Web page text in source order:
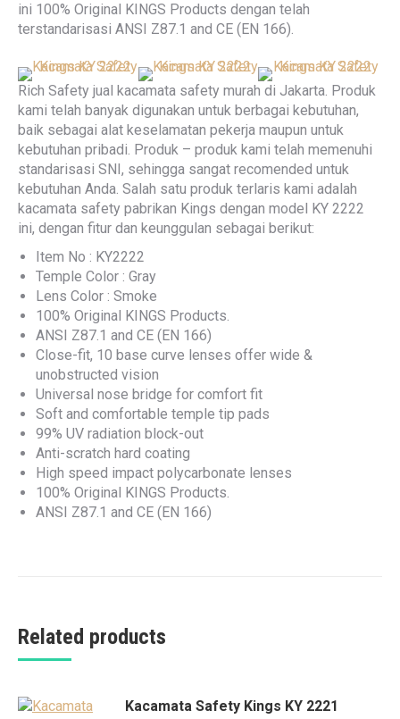
ini 100% Original KINGS Products dengan telah
terstandarisasi ANSI Z87.1 and CE (EN 166).
Rich Safety jual kacamata safety murah di Jakarta. Produk
kami telah banyak digunakan untuk berbagai kebutuhan,
baik sebagai alat keselamatan pekerja maupun untuk
kebutuhan pribadi. Produk – produk kami telah memenuhi
standarisasi SNI, sehingga sangat recomended untuk
kebutuhan Anda. Salah satu produk terlaris kami adalah
kacamata safety pabrikan Kings dengan model KY 2222
ini, dengan fitur dan keunggulan sebagai berikut:
Item No : KY2222
Temple Color : Gray
Lens Color : Smoke
100% Original KINGS Products.
ANSI Z87.1 and CE (EN 166)
Close-fit, 10 base curve lenses offer wide &
unobstructed vision
Universal nose bridge for comfort fit
Soft and comfortable temple tip pads
99% UV radiation block-out
Anti-scratch hard coating
High speed impact polycarbonate lenses
100% Original KINGS Products.
ANSI Z87.1 and CE (EN 166)
Related products
Kacamata Safety Kings KY 2221